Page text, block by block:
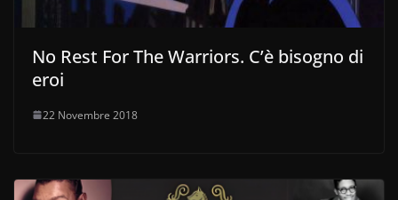
No Rest For The Warriors. C’è bisogno di
eroi
22 Novembre 2018